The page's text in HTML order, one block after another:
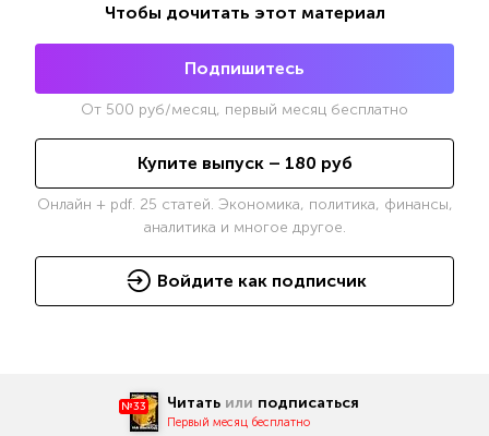
Чтобы дочитать этот материал
Подпишитесь
От 500 руб/месяц, первый месяц бесплатно
Купите выпуск – 180 руб
Онлайн + pdf. 25 статей. Экономика, политика, финансы,
аналитика и многое другое.
Войдите как подписчик
№33 Читать или подписаться
Первый месяц бесплатно